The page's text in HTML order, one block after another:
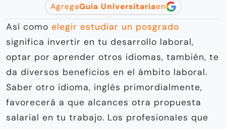
AgregaGuía Universitariaen
Así como elegir estudiar un posgrado
significa invertir en tu desarrollo laboral,
optar por aprender otros idiomas, también, te
da diversos beneficios en el ámbito laboral.
Saber otro idioma, inglés primordialmente,
favorecerá a que alcances otra propuesta
salarial en tu trabajo. Los profesionales que